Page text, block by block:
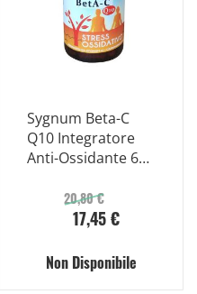
Sygnum Beta-C
Q10 Integratore
Anti-Ossidante 60
20,80 €
17,45 €
Non Disponibile